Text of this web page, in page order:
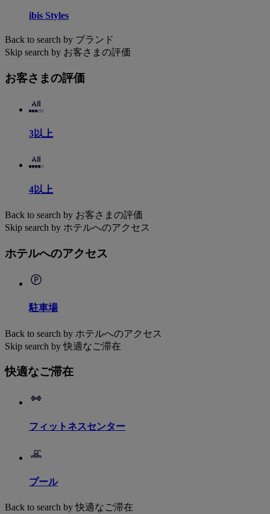
ibis Styles
Back to search by ブランド
Skip search by お客さまの評価
お客さまの評価
3以上
4以上
Back to search by お客さまの評価
Skip search by ホテルへのアクセス
ホテルへのアクセス
駐車場
Back to search by ホテルへのアクセス
Skip search by 快適なご滞在
快適なご滞在
フィットネスセンター
プール
Back to search by 快適なご滞在